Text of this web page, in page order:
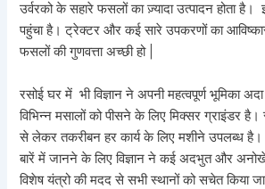
उर्वरको के सहारे फसलों का ज़्यादा उत्पादन होता
पहुंचा है। ट्रेक्टर और कई सारे उपकरणों का
फसलों की गुणवत्ता अच्छी हो |
रसोई घर में भी विज्ञान ने अपनी महत्वपूर्ण भूमिका
विभिन्न मसालों को पीसने के लिए मिक्सर ग्राइंडर
से लेकर तकरीबन हर कार्य के लिए मशीने उपलब्ध
बारें में जानने के लिए विज्ञान ने कई अदभुत और
विशेष यंत्रो की मदद से सभी स्थानों को सचेत किया